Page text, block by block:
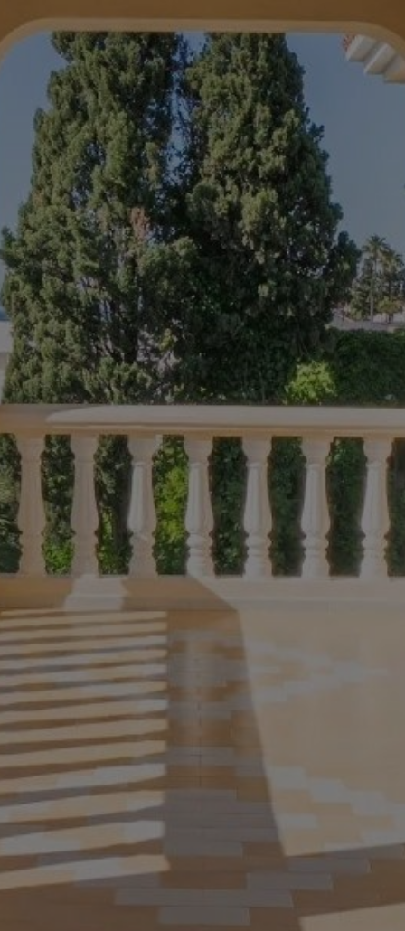
Acheter Villa 4 pièces 995 m² Tanger